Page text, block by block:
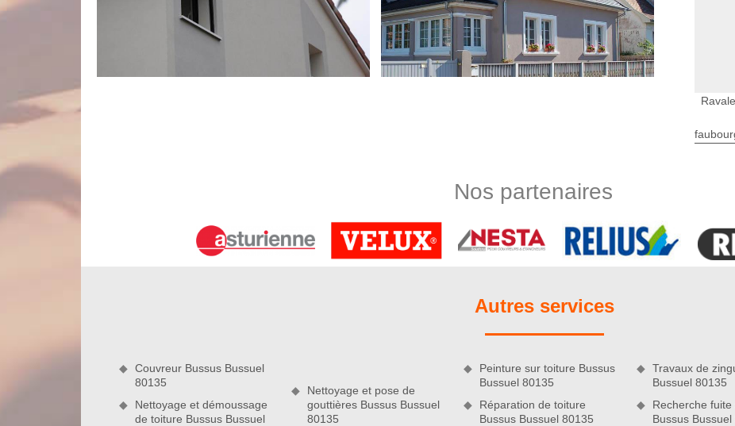
expert en la matière. Que ce soit pour le ravalement ou pour le nettoyage des façades à Bussus Bussuel, nous
d’existence, notre établissement dispose des moyens techniques nécessaires pour pouvoir mener à bien les
travaux de façade que nous réaliserons auprès de nos clients.
touche de couleur à vos murs extérieurs. Nous vous fournirons alors nos prestations de peinture de façade !
Nos partenaires
Autres services
Couvreur Bussus Bussuel
80135
Nettoyage et démoussage
de toiture Bussus Bussuel
Nettoyage et pose de
gouttières Bussus Bussuel
80135
Peinture sur toiture Bussus
Bussuel 80135
Réparation de toiture
Bussus Bussuel 80135
Travaux de
Bussuel 80135
Recherche fuite
Bussus Bussuel